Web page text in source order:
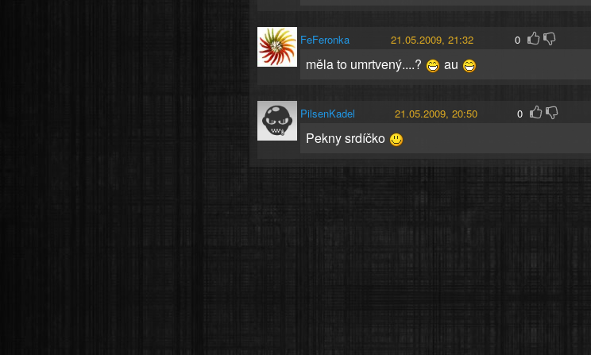
FeFeronka 21.05.2009, 21:32 0
měla to umrtvený....? au
PilsenKadel 21.05.2009, 20:50 0
Pekny srdíčko